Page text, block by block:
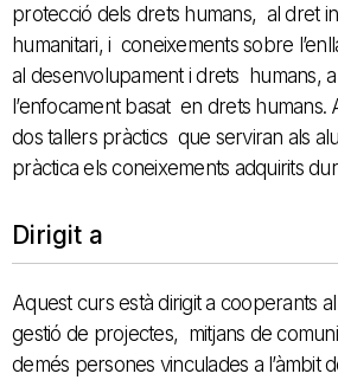
protecció dels drets humans, al dret
humanitari, i coneixements sobre
al desenvolupament i drets humans,
l’enfocament basat en drets humans.
dos tallers pràctics que serviran als
pràctica els coneixements adquirits
Dirigit a
Aquest curs està dirigit a cooperants
gestió de projectes, mitjans de
demés persones vinculades a l’àmbit